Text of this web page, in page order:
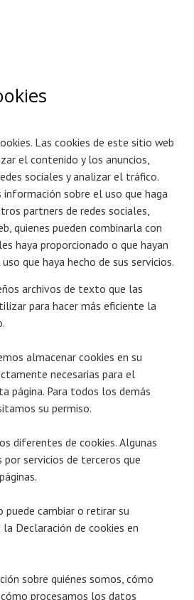
Las cookies de este sitio web
el contenido y los anuncios,
sociales y analizar el tráfico.
sobre el uso que haga
partners de redes sociales,
quienes pueden combinarla con
haya proporcionado o que hayan
que haya hecho de sus servicios.
archivos de texto que las
para hacer más eficiente la
almacenar cookies en su
necesarias para el
página. Para todos los demás
su permiso.
diferentes de cookies. Algunas
servicios de terceros que
puede cambiar o retirar su
Declaración de cookies en
sobre quiénes somos, cómo
procesamos los datos